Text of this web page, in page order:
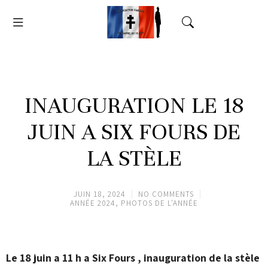
INAUGURATION LE 18
JUIN A SIX FOURS DE
LA STÈLE
JUIN 18, 2024
NO COMMENTS
ANNÉE 2024, PHOTOS DE L'ANNÉE
Le 18 juin a 11 h a Six Fours , inauguration de la stèle